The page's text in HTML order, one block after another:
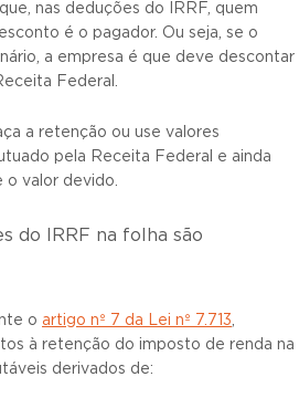
nas deduções do IRRF, quem
é o pagador. Ou seja, se o
a empresa é que deve descontar
Federal.
a retenção ou use valores
pela Receita Federal e ainda
o valor devido.
do IRRF na folha são
o artigo nº 7 da Lei nº 7.713,
à retenção do imposto de renda na
derivados de: